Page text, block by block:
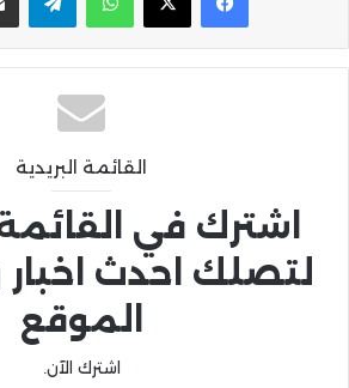
القائمة البريدية
اشترك في القائمة
لتصلك احدث اخبار
الموقع
اشترك الآن.